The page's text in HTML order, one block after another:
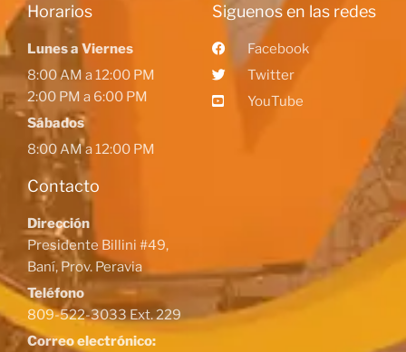
Horarios
Lunes a Viernes
8:00 AM a 12:00 PM
2:00 PM a 6:00 PM
Sábados
8:00 AM a 12:00 PM
Contacto
Dirección
Presidente Billini #49,
Baní, Prov. Peravia
Teléfono
809-522-3033 Ext. 229
Correo electrónico:
Siguenos en las redes
Facebook
Twitter
YouTube